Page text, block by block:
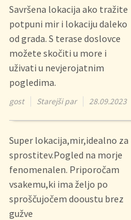
Savršena lokacija ako tražite
potpuni mir i lokaciju daleko
od grada. S terase doslovce
možete skočiti u more i
uživati u nevjerojatnim
pogledima.
gost Starejši par 28.09.2023
Super lokacija,mir,idealno za
sprostitev.Pogled na morje
fenomenalen. Priporočam
vsakemu,ki ima željo po
sproščujočem dooustu brez
gužve